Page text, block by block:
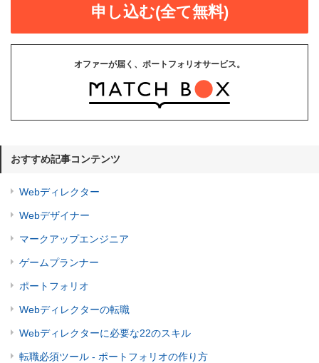
申し込む(全て無料)
オファーが届く、ポートフォリオサービス。
おすすめ記事コンテンツ
Webディレクター
Webデザイナー
マークアップエンジニア
ゲームプランナー
ポートフォリオ
Webディレクターの転職
Webディレクターに必要な22のスキル
転職必須ツール - ポートフォリオの作り方